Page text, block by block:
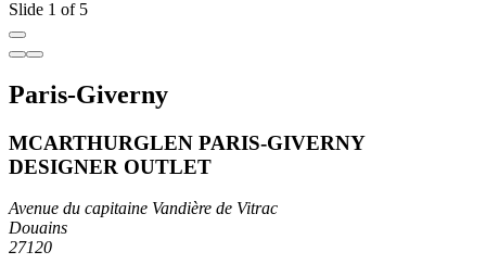
Slide 1 of 5
Paris-Giverny
MCARTHURGLEN PARIS-GIVERNY
DESIGNER OUTLET
Avenue du capitaine Vandière de Vitrac
Douains
27120